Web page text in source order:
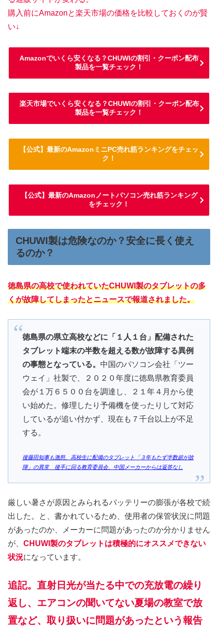
購入前にAmazonと楽天市場の価格を比較しておくのが賢
い↓
Amazonでいくら安くなる？CHUWIの割引・クーポン配布
製品を一覧チェック！
楽天市場でいくら安くなる？CHUWIの割引・クーポン配布
製品を一覧チェック！
【公式】最新のAmazonミニPC売れ筋ランキングをチェッ
ク！
【公式】最新のAmazonノートパソコン売れ筋ランキング
をチェック！
CHUWI製は危険なのか？安全に長く使え
るのか？
徳島県の高校で使われていたCHUWI製のタブレットの多
くが故障してしまったとニュースで報道されました。
徳島県の県立高校などに「１人１台」配備された
タブレット端末の半数を超える数が故障する異例
の事態となっている。 中国のパソコン会社「ツー
ウェイ」社製で、２０２０年度に徳島県教育委員
会が１万６５００台を調達し、２１年４月から使
い始めた。修理したり予備機を使ったりして対応
しているが追い付かず、現在も７千台以上が不足
する。
後藤田知事も激怒、高校生に配備のタブレット「３年もたず半数超が故
障」の異常 後手に回る教育委員会、中国メーカーからは返答なし
厳しい暑さが原因とみられるバッテリーの膨張が各校で続
出した。と、書かれているため、使用者の保管状況に問題
があったのか、メーカーに問題があったのか分かりません
が、 CHUWI製のタブレットは積極的にオススメできない
状況になっています。
追記。直射日光が当たる中での充放電の繰り
返し、エアコンの聞いてない夏場の教室で放
置など、取り扱いに問題があったという報告